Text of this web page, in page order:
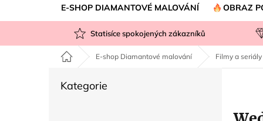
E-SHOP DIAMANTOVÉ MALOVÁNÍ OBRAZ
Statisíce spokojených zákazníků
Domů E-shop Diamantové malování Filmy a seriály
Přeskočit
Kategorie